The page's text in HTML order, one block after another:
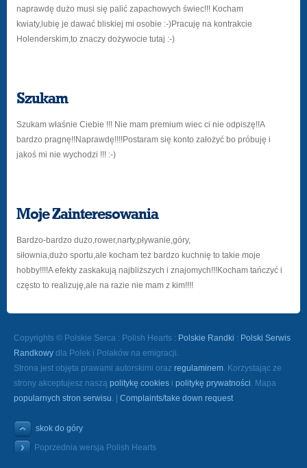
naprawdę dużo musi się palić zapachowych świec!!! Kocham
kwiaty,lubię je dawać bliskiej mi osobie :-)Pracuję na kontrakcie
Holenderskim,to znaczy dożywocie tutaj :-)
Szukam
Szukam właśnie Ciebie !!! Nie mam premium wiec ci nie odpiszę!!A
bardzo pragnę!!Naprawdę!!!!Postaram się konto założyć bo próbuję i
jakoś mi nie wychodzi !!! :-)
Moje Zainteresowania
Bardzo-bardzo dużo,rower,narty,pływanie,góry,
siłownia,dużo sportu,ale kocham też bardzo kuchnię to takie moje
hobby!!!!A efekty zaskakują najbliższych i znajomych!!!Kocham tańczyć i
często to realizuję,ale na razie nie mam z kim!!!!
Copyrights © Polskie Serca : Polish Hearts : Polskie Randki : Polski Serwis
Randkowy dla Polek i Polaków na emigracji.
Strona jest objęta prawami autorskimi oraz regulaminem. Korzystając ze
strony akceptujesz naszą politykę cookies i politykę prywatności. Mapa
popularnych stron serwisu. | Complaints/take down request
skok do góry
Poprzednia wersja Polish Hearts